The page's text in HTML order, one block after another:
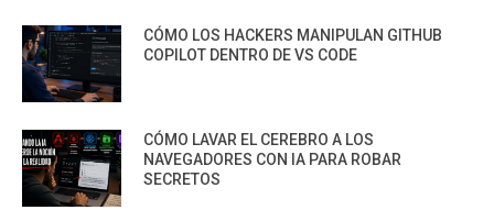
CÓMO LOS HACKERS MANIPULAN GITHUB
COPILOT DENTRO DE VS CODE
CÓMO LAVAR EL CEREBRO A LOS
NAVEGADORES CON IA PARA ROBAR
SECRETOS